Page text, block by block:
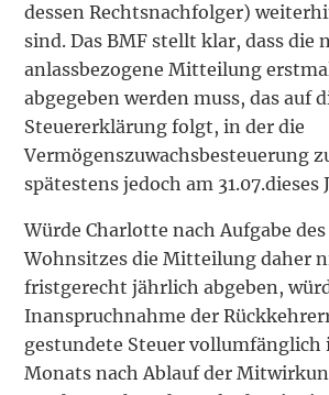
dessen Rechts­nachfolger)
sind. Das BMF stellt klar, dass die
anlassbezogene Mitteilung
abgegeben werden muss, das auf
Steuererklärung folgt, in der die
Vermögenszuwachsbesteuerung
spätestens jedoch am 31.07.dieses
Würde Charlotte nach Aufgabe
Wohnsitzes die Mitteilung daher
fristgerecht jährlich abgeben,
Inanspruchnahme der
gestundete Steuer vollumfänglich
Monats nach Ablauf der